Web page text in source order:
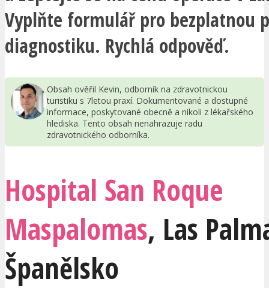
Vyplňte formulář pro bezplatnou
diagnostiku. Rychlá odpověď.
Obsah ověřil Kevin, odborník na zdravotnickou
turistiku s 7letou praxí. Dokumentované a dostupné
informace, poskytované obecně a nikoli z lékařského
hlediska. Tento obsah nenahrazuje radu
zdravotnického odborníka.
Hospital San Roque
Maspalomas, Las
Španělsko